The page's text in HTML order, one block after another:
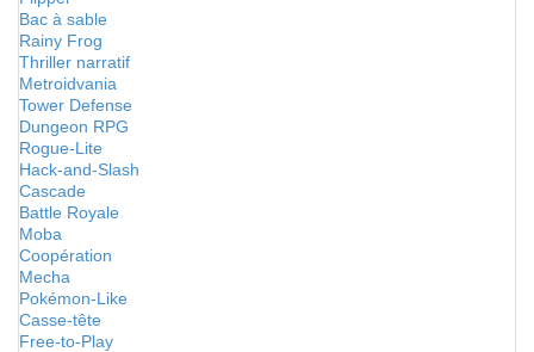
Bac à sable
Rainy Frog
Thriller narratif
Metroidvania
Tower Defense
Dungeon RPG
Rogue-Lite
Hack-and-Slash
Cascade
Battle Royale
Moba
Coopération
Mecha
Pokémon-Like
Casse-tête
Free-to-Play